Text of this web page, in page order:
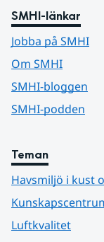
SMHI-länkar
Jobba på SMHI
Om SMHI
SMHI-bloggen
SMHI-podden
Teman
Havsmiljö i kust
Luftkvalitet